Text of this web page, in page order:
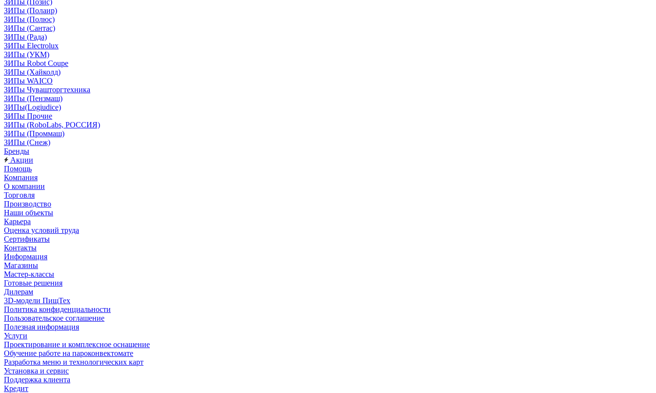
ЗИПы (Позис)
ЗИПы (Полаир)
ЗИПы (Полюс)
ЗИПы (Сантас)
ЗИПы (Рада)
ЗИПы Electrolux
ЗИПы (УКМ)
ЗИПы Robot Coupe
ЗИПы (Хайколд)
ЗИПы WAICO
ЗИПы Чувашторгтехника
ЗИПы (Пензмаш)
ЗИПы(Logiudice)
ЗИПы Прочие
ЗИПы (RoboLabs, РОССИЯ)
ЗИПы (Проммаш)
ЗИПы (Снеж)
Бренды
Акции
Помощь
Компания
О компании
Торговля
Производство
Наши объекты
Карьера
Оценка условий труда
Сертификаты
Контакты
Информация
Магазины
Мастер-классы
Готовые решения
Дилерам
3D-модели ПищТех
Политика конфиденциальности
Пользовательское соглашение
Полезная информация
Услуги
Проектирование и комплексное оснащение
Обучение работе на пароконвектомате
Разработка меню и технологических карт
Установка и сервис
Поддержка клиента
Кредит